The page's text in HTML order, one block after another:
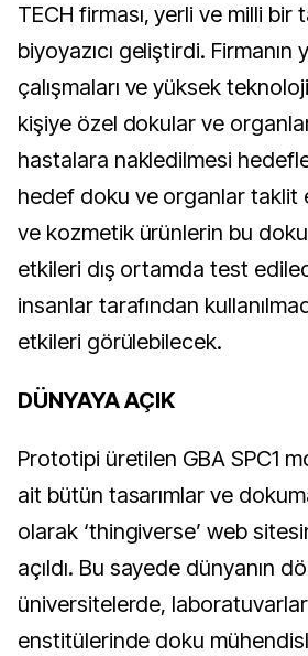
TECH firması, yerli ve milli bir
biyoyazıcı geliştirdi. Firmanın
çalışmaları ve yüksek
kişiye özel dokular ve
hastalara nakledilmesi
hedef doku ve organlar taklit
ve kozmetik ürünlerin bu
etkileri dış ortamda test
insanlar tarafından
etkileri görülebilecek.
DÜNYAYA AÇIK
Prototipi üretilen GBA SPC1
ait bütün tasarımlar ve
olarak ‘thingiverse’ web
açıldı. Bu sayede dünyanın
üniversitelerde,
enstitülerinde doku